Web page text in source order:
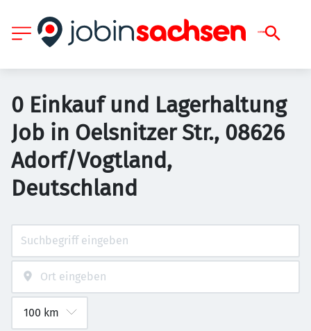
0 Einkauf und Lagerhaltung
Job in Oelsnitzer Str., 08626
Adorf/Vogtland,
Deutschland